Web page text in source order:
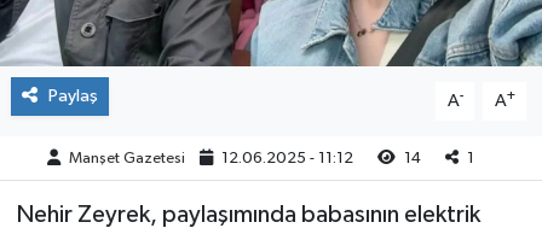
Paylaş A- A+
Manşet Gazetesi 12.06.2025 - 11:12 14 1
Nehir Zeyrek, paylaşımında babasının elektrik